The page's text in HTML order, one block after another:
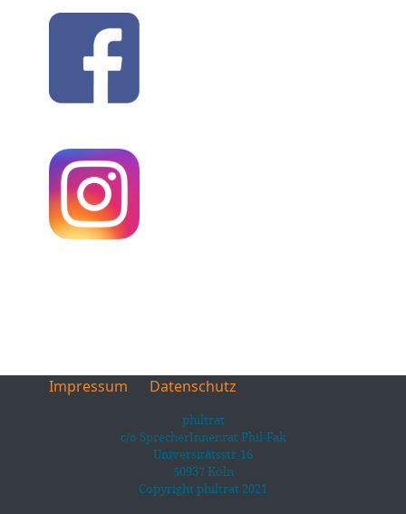
Impressum Datenschutz
philtrat
c/o SprecherInnenrat Phil-Fak
Universitätsstr.16
50937 Köln
Copyright philtrat 2021